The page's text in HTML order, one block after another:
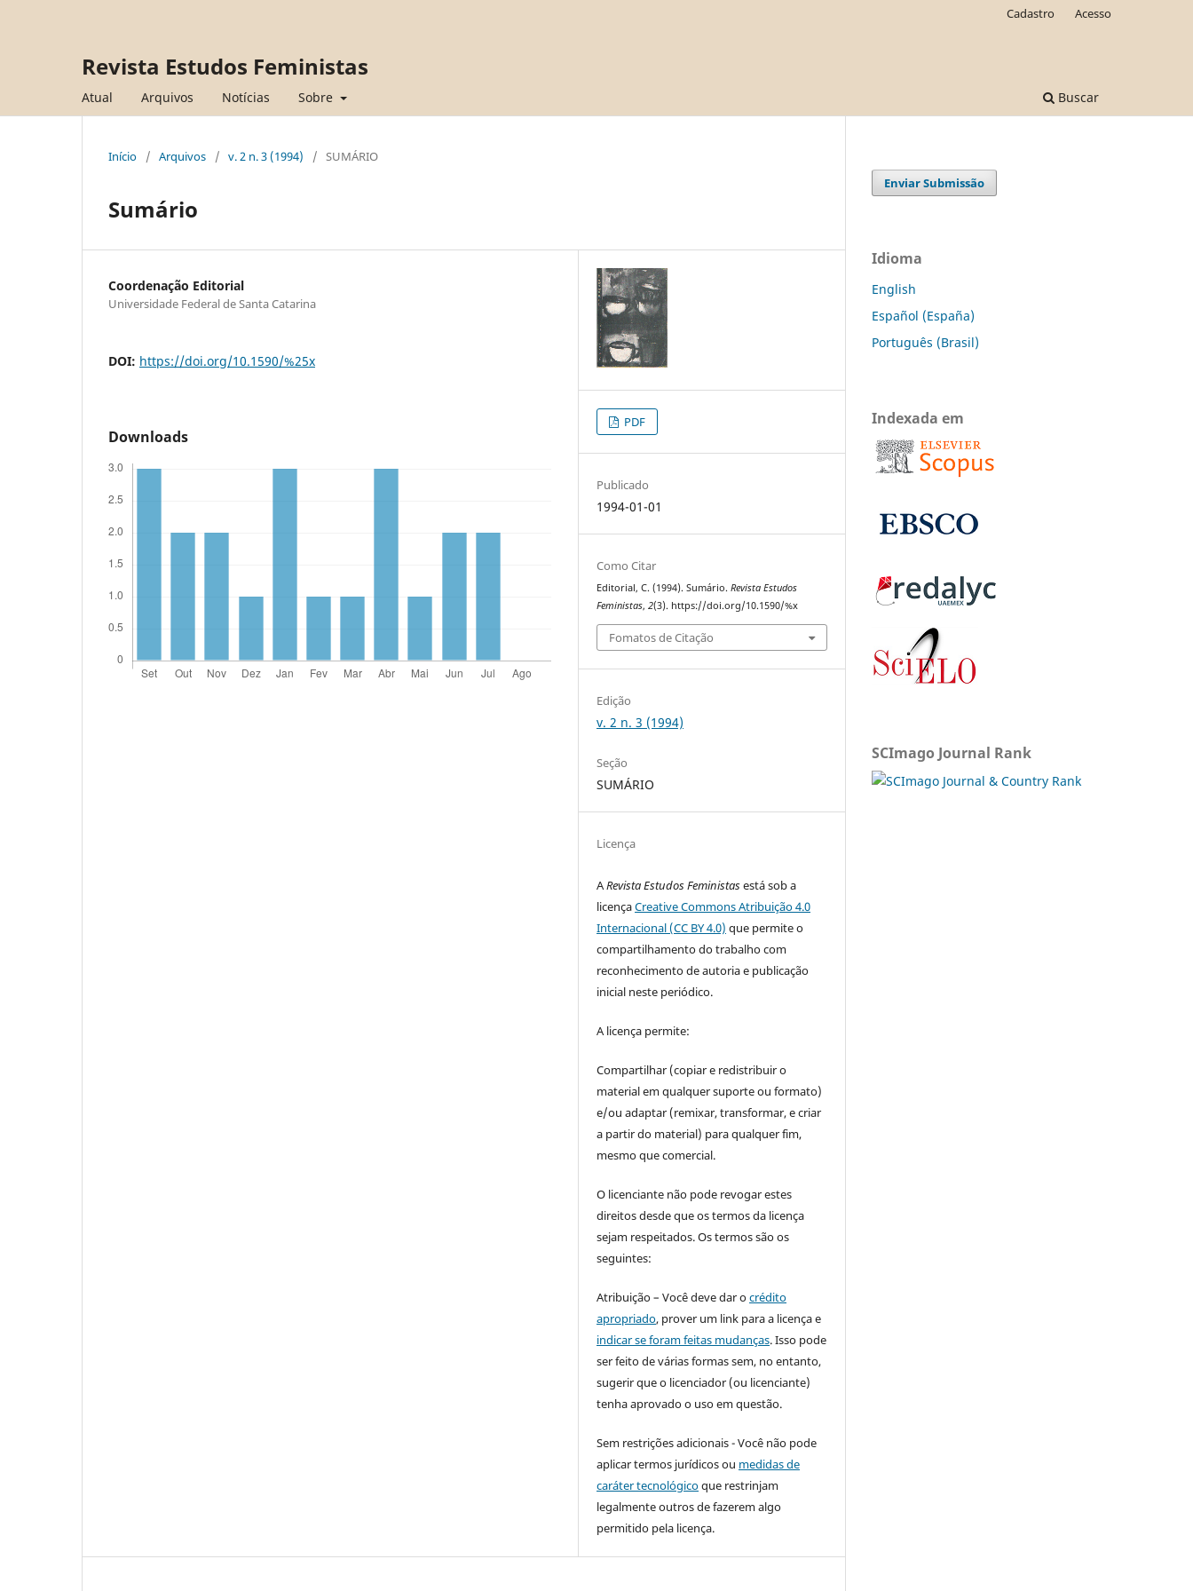
Revista Estudos Feministas
Atual Arquivos Notícias Sobre Buscar
Cadastro Acesso
Início / Arquivos / v. 2 n. 3 (1994) / SUMÁRIO
Sumário
Coordenação Editorial
Universidade Federal de Santa Catarina
DOI: https://doi.org/10.1590/%25x
Downloads
PDF
Publicado
1994-01-01
Como Citar
Editorial, C. (1994). Sumário.Revista Estudos
Feministas,2(3). https://doi.org/10.1590/%x
Fomatos de Citação
Edição
v. 2 n. 3 (1994)
Seção
SUMÁRIO
Licença
ARevista Estudos Feministasestá sob a
licençaCreative Commons Atribuição 4.0
Internacional (CC BY 4.0) que permite o
compartilhamento do trabalho com
reconhecimento de autoria e publicação
inicial neste periódico.
A licença permite:
Compartilhar (copiar e redistribuir o
material em qualquer suporte ou formato)
e/ou adaptar (remixar, transformar, e criar
a partir do material) para qualquer fim,
mesmo que comercial.
O licenciante não pode revogar estes
direitos desde que os termos da licença
sejam respeitados. Os termos são os
seguintes:
Atribuição – Você deve dar ocrédito
apropriado, prover um link para a licença e
indicar se foram feitas mudanças. Isso pode
ser feito de várias formas sem, no entanto,
sugerir que o licenciador (ou licenciante)
tenha aprovado o uso em questão.
Sem restrições adicionais - Você não pode
aplicar termos jurídicos ou medidas de
caráter tecnológicoque restrinjam
legalmente outros de fazerem algo
permitido pela licença.
Enviar Submissão
Idioma
English
Español (España)
Português (Brasil)
Indexada em
SCImago Journal Rank